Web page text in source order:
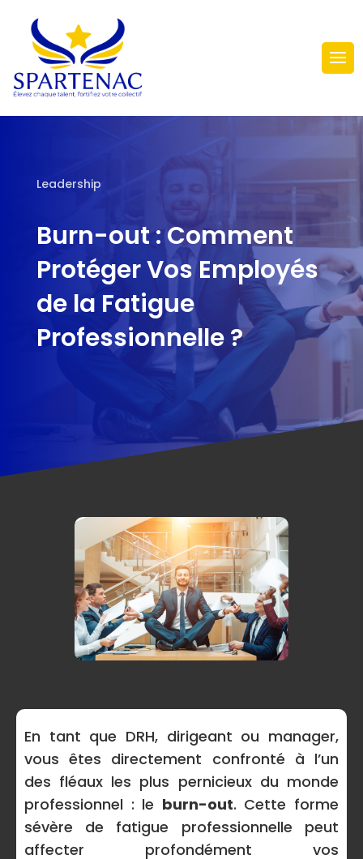
Leadership
Burn-out : Comment
Protéger Vos Employés
de la Fatigue
Professionnelle ?
En tant que DRH, dirigeant ou manager,
vous êtes directement confronté à l’un
des fléaux les plus pernicieux du monde
professionnel : le burn-out. Cette forme
sévère de fatigue professionnelle peut
affecter profondément vos